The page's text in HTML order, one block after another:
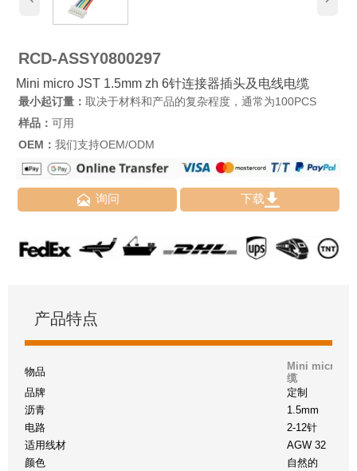
RCD-ASSY0800297
Mini micro JST 1.5mm zh 6针连接器插头及电线电缆
最小起订量： 取决于材料和产品的复杂程度，通常为100PCS
样品： 可用
OEM： 我们支持OEM/ODM
 询问 下载
产品特点
物品
Mini micro
缆
品牌
定制
沥青
1.5mm
电路
2-12针
适用线材
AGW 32
颜色
自然的